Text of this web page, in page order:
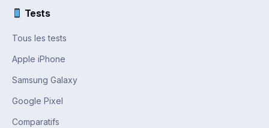
Tests
Tous les tests
Apple iPhone
Samsung Galaxy
Google Pixel
Comparatifs